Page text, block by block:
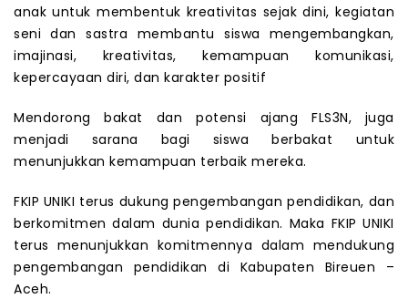
anak untuk membentuk kreativitas sejak dini, kegiatan
seni dan sastra membantu siswa mengembangkan,
imajinasi, kreativitas, kemampuan komunikasi,
kepercayaan diri, dan karakter positif
Mendorong bakat dan potensi ajang FLS3N, juga
menjadi sarana bagi siswa berbakat untuk
menunjukkan kemampuan terbaik mereka.
FKIP UNIKI terus dukung pengembangan pendidikan, dan
berkomitmen dalam dunia pendidikan. Maka FKIP UNIKI
terus menunjukkan komitmennya dalam mendukung
pengembangan pendidikan di Kabupaten Bireuen –
Aceh.